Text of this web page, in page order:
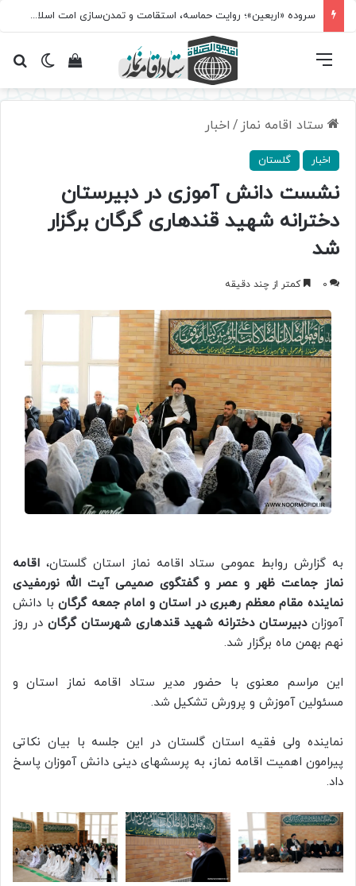
سروده‌ «اربعین»؛ روایت حماسه، استقامت و تمدن‌سازی امت اسلامی
تغییرمشاهده فهرست
ستاد اقامه نماز / اخبار
اخبار گلستان
نشست دانش آموزی در دبیرستان
دخترانه شهید قندهاری گرگان برگزار
شد
0 کمتر از چند دقیقه
به گزارش روابط عمومی ستاد اقامه نماز استان گلستان، اقامه
نماز جماعت ظهر و عصر و گفتگوی صمیمی آیت الله نورمفیدی
نماینده مقام معظم رهبری در استان و امام جمعه گرگانبا دانش
آموزاندبیرستان دخترانه شهید قندهاری شهرستان گرگان در روز
نهم بهمن ماه برگزار شد.
این مراسم معنوی با حضور مدیر ستاد اقامه نماز استان و
مسئولین آموزش و پرورش تشکیل شد.
نماینده ولی فقیه استان گلستان در این جلسه با بیان نکاتی
پیرامون اهمیت اقامه نماز، به پرسشهای دینی دانش آموزان پاسخ
داد.